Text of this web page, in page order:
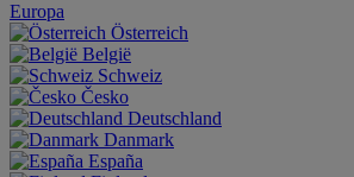
Europa
Österreich
België
Schweiz
Česko
Deutschland
Danmark
España